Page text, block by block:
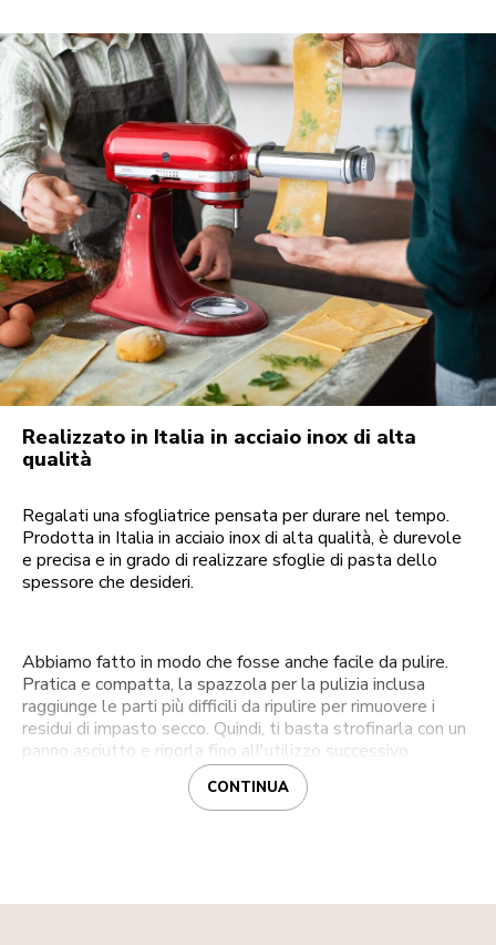
Realizzato in Italia in acciaio inox di alta
qualità
Regalati una sfogliatrice pensata per durare nel tempo.
Prodotta in Italia in acciaio inox di alta qualità, è durevole
e precisa e in grado di realizzare sfoglie di pasta dello
spessore che desideri.
Abbiamo fatto in modo che fosse anche facile da pulire.
Pratica e compatta, la spazzola per la pulizia inclusa
raggiunge le parti più difficili da ripulire per rimuovere i
residui di impasto secco. Quindi, ti basta strofinarla con un
panno asciutto e riporla fino all'utilizzo successivo.
CONTINUA